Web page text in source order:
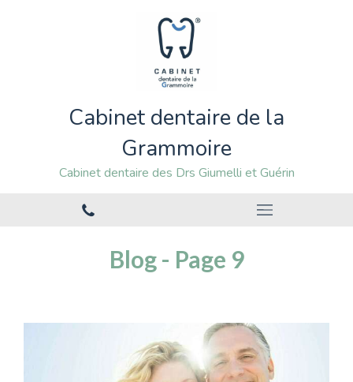
Cabinet dentaire de la
Grammoire
Cabinet dentaire des Drs Giumelli et Guérin
Blog - Page 9